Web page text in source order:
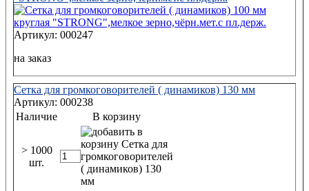
Артикул: 000247
на заказ
Сетка для громкоговорителей ( динамиков) 130 мм
Артикул: 000238
Наличие
В корзину
> 1000
шт.